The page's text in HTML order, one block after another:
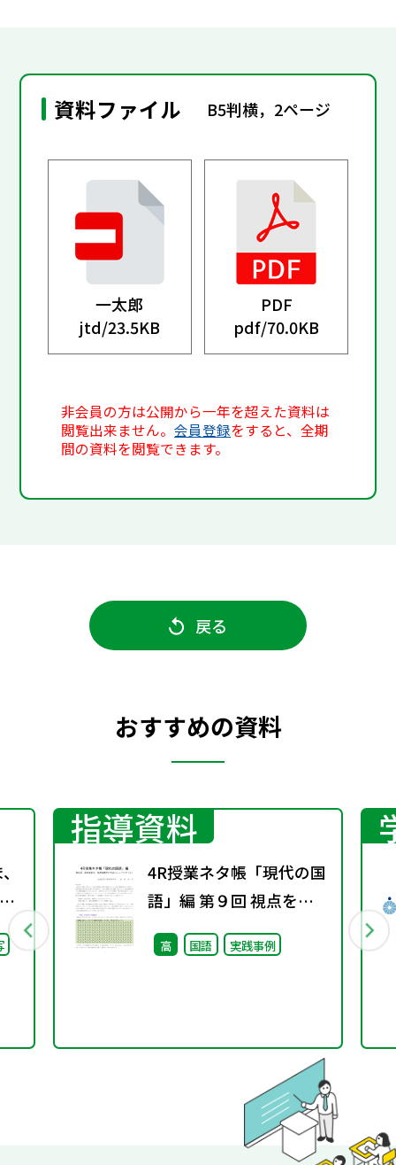
資料ファイル B5判横，2ページ
一太郎
jtd/23.5KB
PDF
pdf/70.0KB
非会員の方は公開から一年を超えた資料は
閲覧出来ません。会員登録をすると、全期
間の資料を閲覧できます。
戻る
おすすめの資料
指導資料
4R授業ネタ帳「現代の国
語」編 第９回 視点を変
え、発想を豊かにするト
レーニング（２）
高 国語 実践事例